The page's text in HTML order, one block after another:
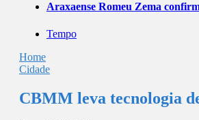
Araxaense Romeu Zema
Tempo
Home
Cidade
CBMM leva tecnologia